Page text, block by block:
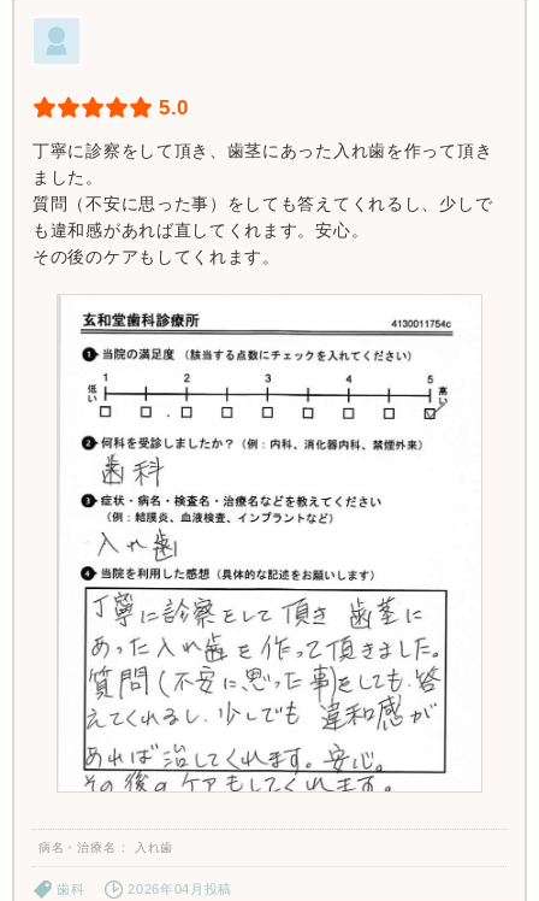
5.0
丁寧に診察をして頂き、歯茎にあった入れ歯を作って頂き
ました。
質問（不安に思った事）をしても答えてくれるし、少しで
も違和感があれば直してくれます。安心。
その後のケアもしてくれます。
病名・治療名 入れ歯
歯科 2026年04月投稿